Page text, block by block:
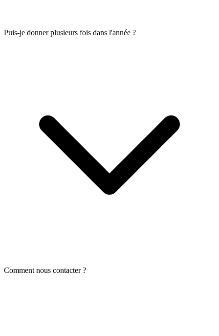
Puis-je donner plusieurs fois dans l'année ?
Comment nous contacter ?